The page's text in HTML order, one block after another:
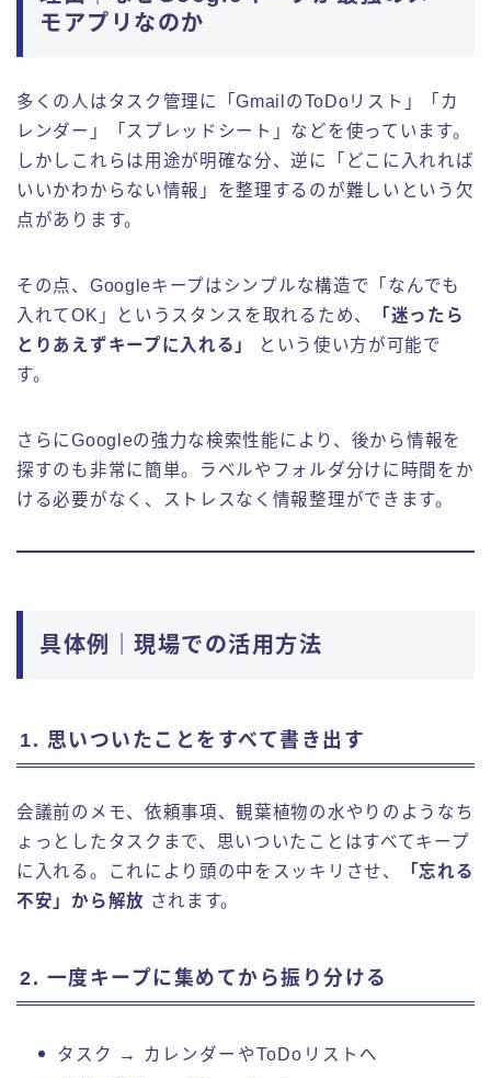
モアプリなのか
多くの人はタスク管理に「GmailのToDoリスト」「カ
レンダー」「スプレッドシート」などを使っています。
しかしこれらは用途が明確な分、逆に「どこに入れれば
いいかわからない情報」を整理するのが難しいという欠
点があります。
その点、Googleキープはシンプルな構造で「なんでも
入れてOK」というスタンスを取れるため、
「迷ったら
とりあえずキープに入れる」
という使い方が可能で
す。
さらにGoogleの強力な検索性能により、後から情報を
探すのも非常に簡単。ラベルやフォルダ分けに時間をか
ける必要がなく、ストレスなく情報整理ができます。
具体例｜現場での活用方法
1. 思いついたことをすべて書き出す
会議前のメモ、依頼事項、観葉植物の水やりのようなち
ょっとしたタスクまで、思いついたことはすべてキープ
に入れる。これにより頭の中をスッキリさせ、
「忘れる
不安」から解放 されます。
2. 一度キープに集めてから振り分ける
タスク → カレンダーやToDoリストへ